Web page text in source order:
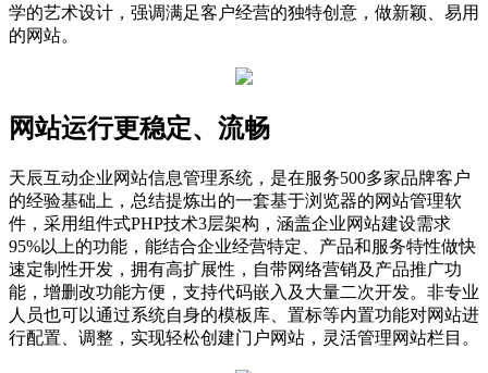
学的艺术设计，强调满足客户经营的独特创意，做新颖、易用
的网站。
网站运行更稳定、流畅
天辰互动企业网站信息管理系统，是在服务500多家品牌客户
的经验基础上，总结提炼出的一套基于浏览器的网站管理软
件，采用组件式PHP技术3层架构，涵盖企业网站建设需求
95%以上的功能，能结合企业经营特定、产品和服务特性做快
速定制性开发，拥有高扩展性，自带网络营销及产品推广功
能，增删改功能方便，支持代码嵌入及大量二次开发。非专业
人员也可以通过系统自身的模板库、置标等内置功能对网站进
行配置、调整，实现轻松创建门户网站，灵活管理网站栏目。